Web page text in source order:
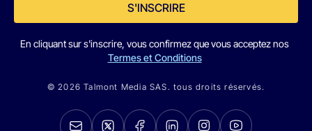
S'INSCRIRE
En cliquant sur s'inscrire, vous confirmez que vous acceptez nos
Termes et Conditions
© 2026 Talmont Media SAS. tous droits réservés.